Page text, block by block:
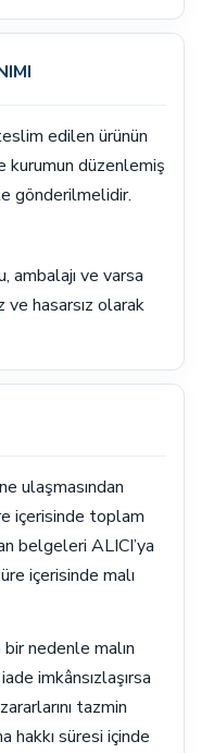
edilen ürünün
kurumun düzenlemiş
gönderilmelidir.
ambalajı ve varsa
hasarsız olarak
ulaşmasından
içerisinde toplam
belgeleri ALICI’ya
içerisinde malı
bir nedenle malın
imkânsızlaşırsa
tazmin
hakkı süresi içinde